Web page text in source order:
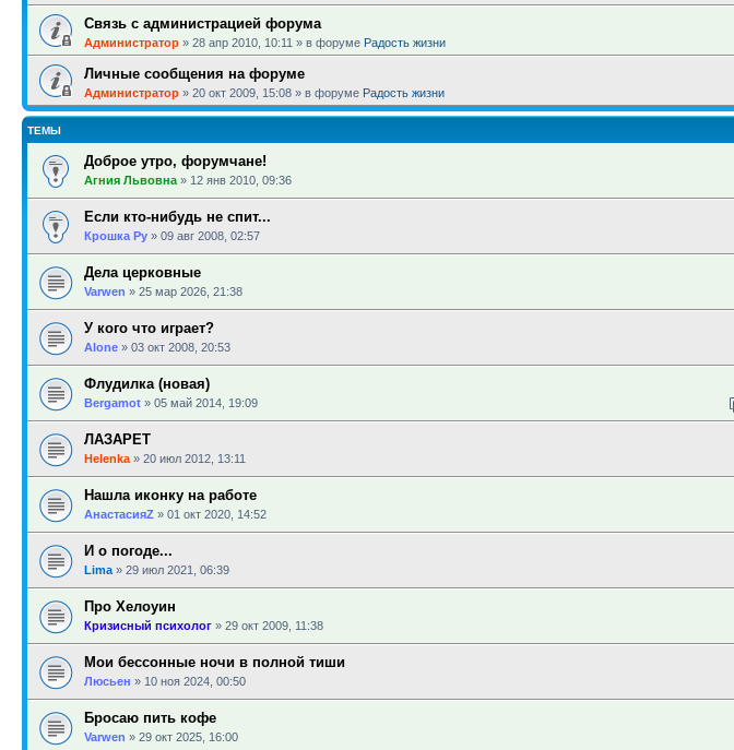
Связь с администрацией форума
Администратор » 28 апр 2010, 10:11 » в форуме Радость жизни
Личные сообщения на форуме
Администратор » 20 окт 2009, 15:08 » в форуме Радость жизни
ТЕМЫ
Доброе утро, форумчане!
Агния Львовна » 12 янв 2010, 09:36
Если кто-нибудь не спит...
Крошка Ру » 09 авг 2008, 02:57
Дела церковные
Varwen » 25 мар 2026, 21:38
У кого что играет?
Alone » 03 окт 2008, 20:53
Флудилка (новая)
Bergamot » 05 май 2014, 19:09
ЛАЗАРЕТ
Helenka » 20 июл 2012, 13:11
Нашла иконку на работе
АнастасияZ » 01 окт 2020, 14:52
И о погоде...
Lima » 29 июл 2021, 06:39
Про Хелоуин
Кризисный психолог » 29 окт 2009, 11:38
Мои бессонные ночи в полной тиши
Люсьен » 10 ноя 2024, 00:50
Бросаю пить кофе
Varwen » 29 окт 2025, 16:00